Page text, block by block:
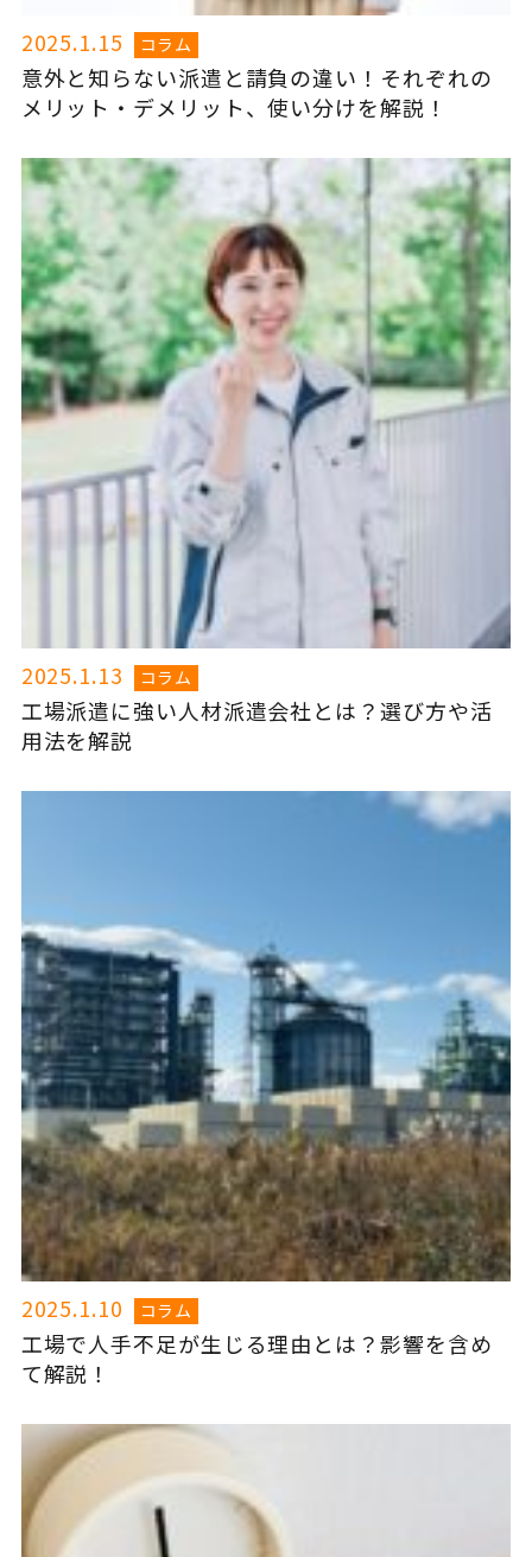
2025.1.15 コラム
意外と知らない派遣と請負の違い！それぞれの
メリット・デメリット、使い分けを解説！
2025.1.13 コラム
工場派遣に強い人材派遣会社とは？選び方や活
用法を解説
2025.1.10 コラム
工場で人手不足が生じる理由とは？影響を含め
て解説！